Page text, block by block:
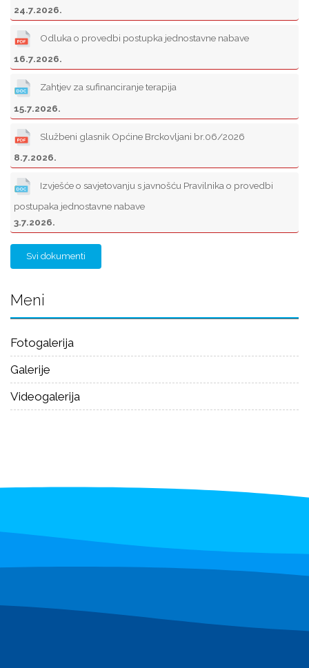
24.7.2026.
Odluka o provedbi postupka jednostavne nabave
16.7.2026.
Zahtjev za sufinanciranje terapija
15.7.2026.
Službeni glasnik Općine Brckovljani br.06/2026
8.7.2026.
Izvješće o savjetovanju s javnošću Pravilnika o provedbi
postupaka jednostavne nabave
3.7.2026.
Svi dokumenti
Meni
Fotogalerija
Galerije
Videogalerija